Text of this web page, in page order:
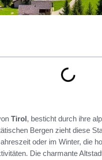
Tirol, besticht durch ihre
Bergen zieht diese
oder im Winter, die
Die charmante